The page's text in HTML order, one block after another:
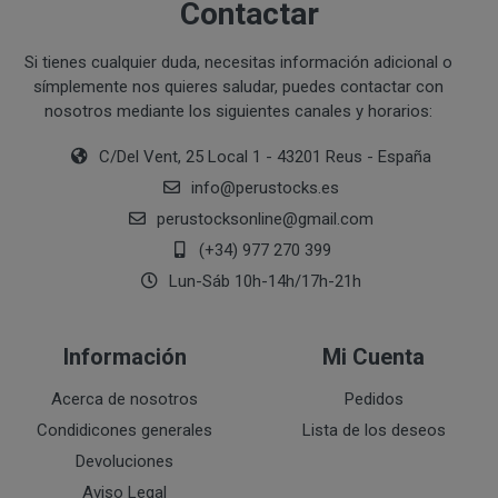
Contactar
Si tienes cualquier duda, necesitas información adicional o
símplemente nos quieres saludar, puedes contactar con
nosotros mediante los siguientes canales y horarios:
C/Del Vent, 25 Local 1 - 43201 Reus - España
info@perustocks.es
perustocksonline@gmail.com
(+34) 977 270 399
Lun-Sáb 10h-14h/17h-21h
Información
Acerca de nosotros
Condidicones generales
Devoluciones
Aviso Legal
Mi Cuenta
Pedidos
Lista de los deseos
Ejecución de medidas precontractuales a petición del
Para realizar cualquier compra en
edad.
Además será preciso que el cliente se registre en
contratación; datos que en cualquier caso serán
que el cliente deberá consentir expresamente
PERUSTOCKS.
requeridos a tal efecto. También nos aparece
newsletter. En la dirección del correo
un mensaje en dónde validamos el email.